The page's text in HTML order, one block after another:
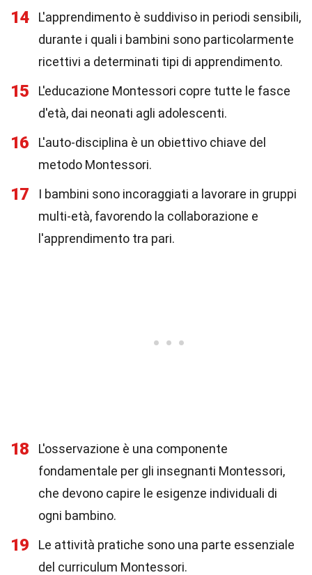
14
L'apprendimento è suddiviso in periodi sensibili,
durante i quali i bambini sono particolarmente
ricettivi a determinati tipi di apprendimento.
15
L'educazione Montessori copre tutte le fasce
d'età, dai neonati agli adolescenti.
16
L'auto-disciplina è un obiettivo chiave del
metodo Montessori.
17
I bambini sono incoraggiati a lavorare in gruppi
multi-età, favorendo la collaborazione e
l'apprendimento tra pari.
18
L'osservazione è una componente
fondamentale per gli insegnanti Montessori,
che devono capire le esigenze individuali di
ogni bambino.
19
Le attività pratiche sono una parte essenziale
del curriculum Montessori.